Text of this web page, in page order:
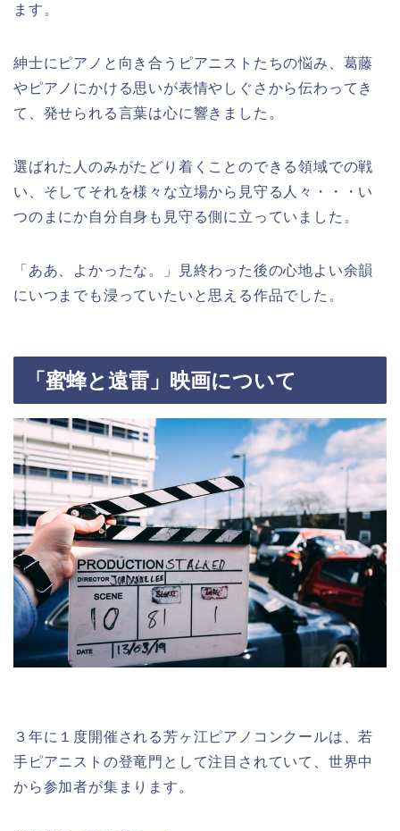
ます。
紳士にピアノと向き合うピアニストたちの悩み、葛藤
やピアノにかける思いが表情やしぐさから伝わってき
て、発せられる言葉は心に響きました。
選ばれた人のみがたどり着くことのできる領域での戦
い、そしてそれを様々な立場から見守る人々・・・い
つのまにか自分自身も見守る側に立っていました。
「ああ、よかったな。」見終わった後の心地よい余韻
にいつまでも浸っていたいと思える作品でした。
「蜜蜂と遠雷」映画について
３年に１度開催される芳ヶ江ピアノコンクールは、若
手ピアニストの登竜門として注目されていて、世界中
から参加者が集まります。